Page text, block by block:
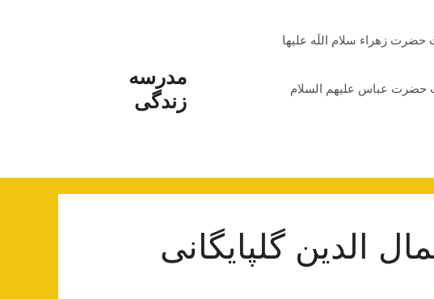
مدرسه
زندگی
زهراء سلام اللَه علیها
حضرت عباس علیهم السلام
الدین گلپایگانی